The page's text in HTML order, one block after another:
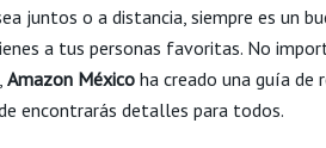
juntos o a distancia, siempre es un
a tus personas favoritas. No
Amazon México ha creado una guía de
encontrarás detalles para todos.